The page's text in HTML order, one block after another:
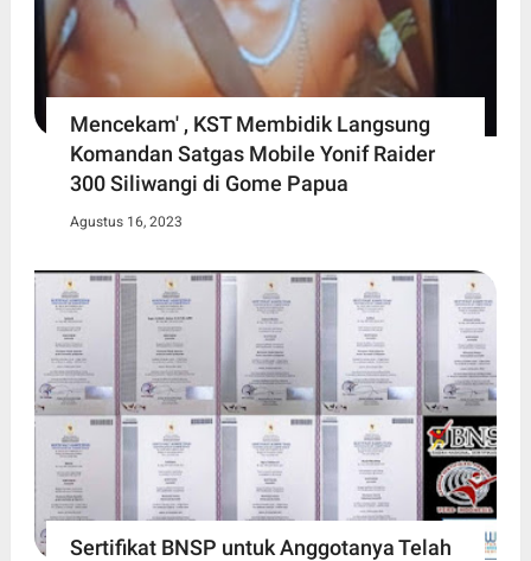
Mencekam' , KST Membidik Langsung
Komandan Satgas Mobile Yonif Raider
300 Siliwangi di Gome Papua
Agustus 16, 2023
Sertifikat BNSP untuk Anggotanya Telah